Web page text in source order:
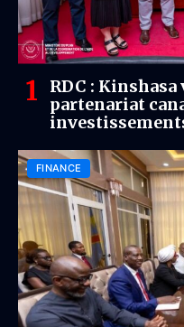
RDC :
partenariat
FINANCE